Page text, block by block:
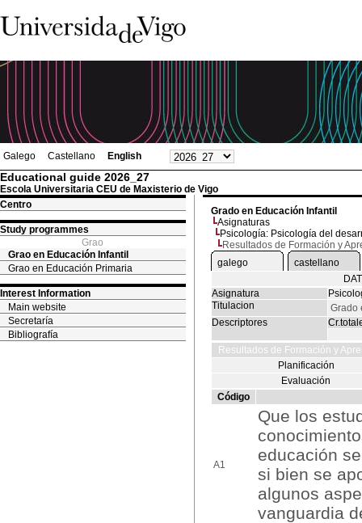
Galego Castellano English
Educational guide 2026_27
Escola Universitaria CEU de Maxisterio de Vigo
Centro
Study programmes
Grao
Grao en Educación Infantil
Grao en Educación Primaria
Interest Information
Main website
Secretaría
Bibliografía
Grado en Educación Infantil
Asignaturas
Psicología: Psicología del
Resultados de Formación y
galego
castellano
Asignatura
Titulacion
Grado
Descriptores
Resultados de Formación y
Planificación
Evaluación
Código
A1
Que los
educación
si bien se
algunos
vanguardia